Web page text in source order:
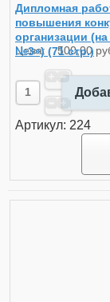
Дипломная
повышения
организации
№3») (71 стр.)
Цена: 500,00
Артикул: 224